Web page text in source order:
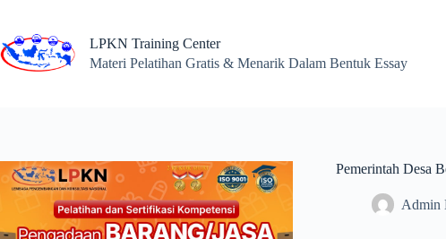
content
LPKN Training Center
Materi Pelatihan Gratis & Menarik Dalam Bentuk Essay
Pemerintah Desa
Admin